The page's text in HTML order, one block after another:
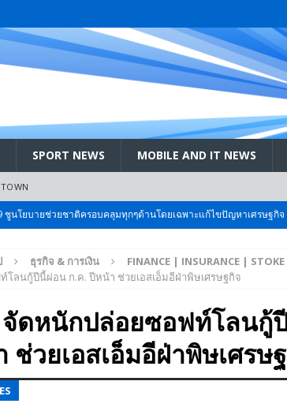
SPORT NEWS MOBILE AND IT NEWS
นโยบายช่วยชาติครอบคลุมทุกๆด้านโดยเฉพาะแก้ไขปัญหาเศรษฐกิจ
International Motor 2026 ที่คนรักรถ ไม่ควรพลาด 25 มีค. – 5
จาะสนามเจดีย์ใหญ่: เมื่อคะแนนนิยม ‘ส้ม’ พุ่งชนกำแพง ‘บ้านใหญ่’
ล้อที่เข้าใจผู้ใช้ไทยมากที่สุด
AUTO NEWS
พ “GIN-D”
ธุรกิจ & การเงิน FINANCE | INSURANCE | STOKE
ลนกู้ปีนี้ผ่อน ก.ค. ปีหน้า ช่วยเอสเอ็มอีฝ่าพิษเศรษฐกิจ
จัดหนักปล่อยซอฟท์โลนกู้
ช่วยเอสเอ็มอีฝ่าพิษเศรษ